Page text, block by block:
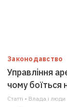
Законодавство
Управління
чому боїться
Статті • Влада i люди